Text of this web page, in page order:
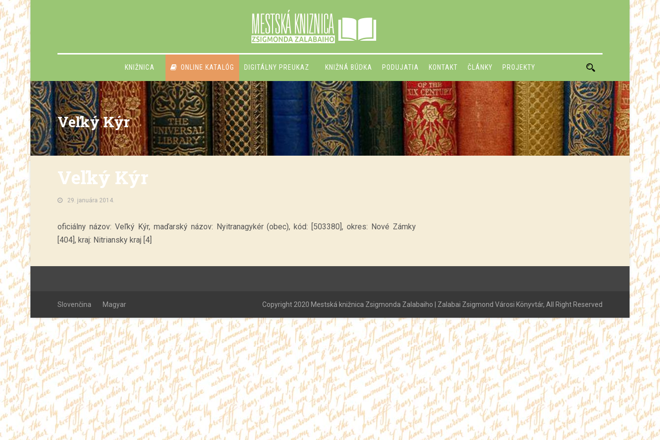
KNIŽNICA ONLINE KATALÓG DIGITÁLNY PREUKAZ KNIŽNÁ BÚDKA PODUJATIA KONTAKT ČLÁNKY PROJEKTY
Veľký Kýr
Veľký Kýr
29. januára 2014.
oficiálny názov: Veľký Kýr, maďarský názov: Nyitranagykér (obec), kód: [503380], okres: Nové Zámky
[404], kraj: Nitriansky kraj [4]
Slovenčina Magyar Copyright 2020 Mestská knižnica Zsigmonda Zalabaiho | Zalabai Zsigmond Városi Könyvtár, All Right Reserved